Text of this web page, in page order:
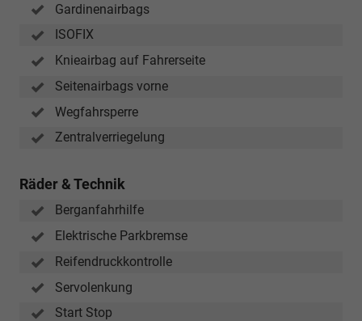
Gardinenairbags
ISOFIX
Knieairbag auf Fahrerseite
Seitenairbags vorne
Wegfahrsperre
Zentralverriegelung
Räder & Technik
Berganfahrhilfe
Elektrische Parkbremse
Reifendruckkontrolle
Servolenkung
Start Stop